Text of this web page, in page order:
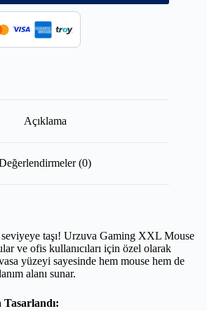
Açıklama
(0)
taşı! Urzuva Gaming XXL Mouse
ve ofis kullanıcıları için özel olarak
yüzeyi sayesinde hem mouse hem de
alanı sunar.